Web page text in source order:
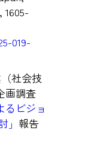
1605-
019-
社会技
画調査
るビジョ
報告